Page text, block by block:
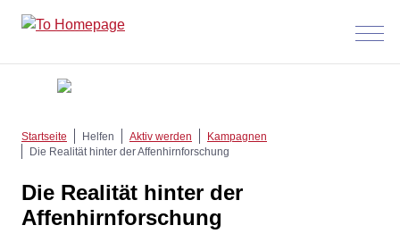
Menü
Startseite Helfen Aktiv werden
Kampagnen
Die Realität hinter der Affenhirnforschung
Die Realität hinter der
Affenhirnforschung